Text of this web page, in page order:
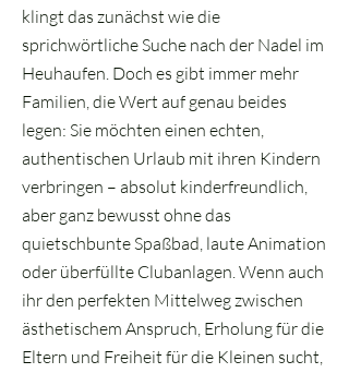
klingt das zunächst wie die
sprichwörtliche Suche nach der Nadel im
Heuhaufen. Doch es gibt immer mehr
Familien, die Wert auf genau beides
legen: Sie möchten einen echten,
authentischen Urlaub mit ihren Kindern
verbringen – absolut kinderfreundlich,
aber ganz bewusst ohne das
quietschbunte Spaßbad, laute Animation
oder überfüllte Clubanlagen. Wenn auch
ihr den perfekten Mittelweg zwischen
ästhetischem Anspruch, Erholung für die
Eltern und Freiheit für die Kleinen sucht,